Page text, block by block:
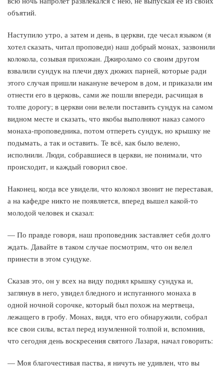
объятий.
Наступило утро, а затем и день, в церкви, где чесал языком (я
хотел сказать, читал проповеди) наш добрый монах, зазвонили
колокола, созывая прихожан. Джироламо со своим другом
взвалили сундук на плечи двух дюжих парней, которые ради
этого случая пришли накануне вечером в дом, и приказали им
отнести его в церковь, сами же пошли впереди, расчищая в
толпе дорогу; в церкви они велели поставить сундук на самом
видном месте и сказать, что якобы выполняют наказ самого
монаха-проповедника, потом отпереть сундук, но крышку не
подымать, а так и оставить. Те всё, как было велено,
исполнили. Люди, собравшиеся в церкви, не понимали, что
происходит, и каждый говорил свое.
Наконец, когда все увидели, что колокол звонит не переставая,
а на кафедре никто не появляется, вперед вышел какой-то
молодой человек и сказал:
— По правде говоря, наш проповедник заставляет себя долго
ждать. Давайте в таком случае посмотрим, что он велел
принести в этом сундуке.
Сказав это, он у всех на виду поднял крышку сундука и,
заглянув в него, увидел бледного и испуганного монаха в
одной ночной сорочке, который был похож на мертвеца,
лежащего в гробу. Монах, видя, что его обнаружили, собрал
все свои силы, встал перед изумленной толпой и, вспомнив,
что сегодня день воскресения святого Лазаря, начал говорить:
— Моя благочестивая паства, я ничуть не удивлен, что вы